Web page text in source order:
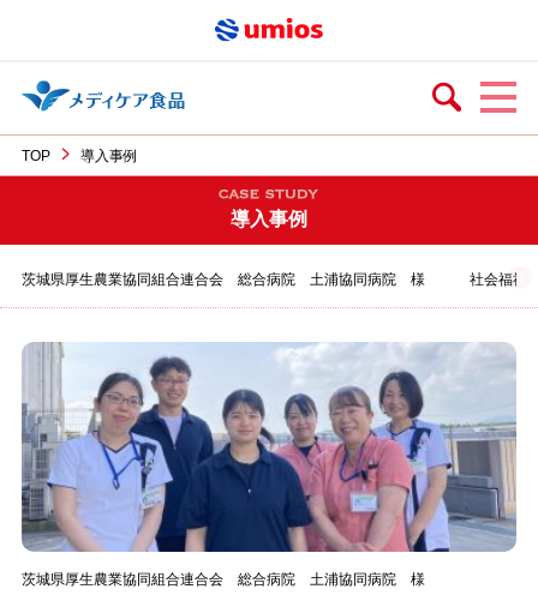
TOP 導入事例
導入事例
茨城県厚生農業協同組合連合会 総合病院 土浦協同病院 様 社会福祉
茨城県厚生農業協同組合連合会 総合病院 土浦協同病院 様